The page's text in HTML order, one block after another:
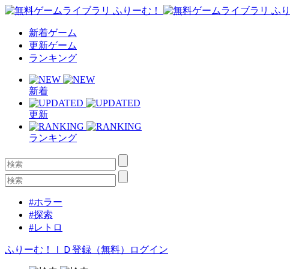
新着ゲーム
更新ゲーム
ランキング
新着
更新
ランキング
#ホラー
#探索
#レトロ
ふりーむ！ＩＤ登録（無料） ログイン